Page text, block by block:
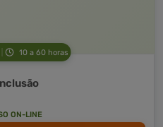
10 a 60 horas
ON-LINE